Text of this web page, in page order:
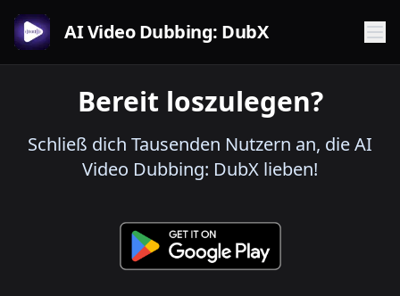
AI Video Dubbing: DubX
Bereit loszulegen?
Schließ dich Tausenden Nutzern an, die AI
Video Dubbing: DubX lieben!